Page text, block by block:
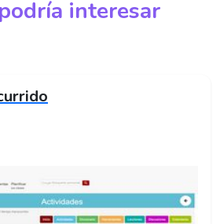
interesar